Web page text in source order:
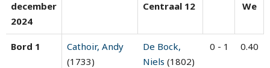
december
2024
Centraal 12
We
Bord 1
Cathoir, Andy
(1733)
De Bock,
Niels (1802)
0 - 1 0.40